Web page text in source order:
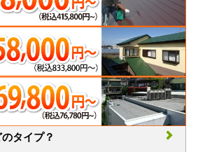
タイプ？